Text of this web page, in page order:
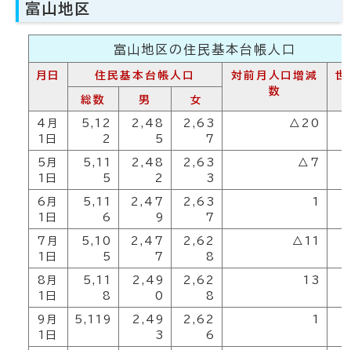
富山地区
富山地区の住民基本台帳人口
月日 住民基本台帳人口
対前月人口増減
数
世
総数 男 女
4月
1日
5,12
2
2,48
5
2,63
7
△20
5月
1日
5,11
5
2,48
2
2,63
3
△7
6月
1日
5,11
6
2,47
9
2,63
7
1
7月
1日
5,10
5
2,47
7
2,62
8
△11
8月
1日
5,11
8
2,49
0
2,62
8
13
9月
1日
5,119
2,49
3
2,62
6
1